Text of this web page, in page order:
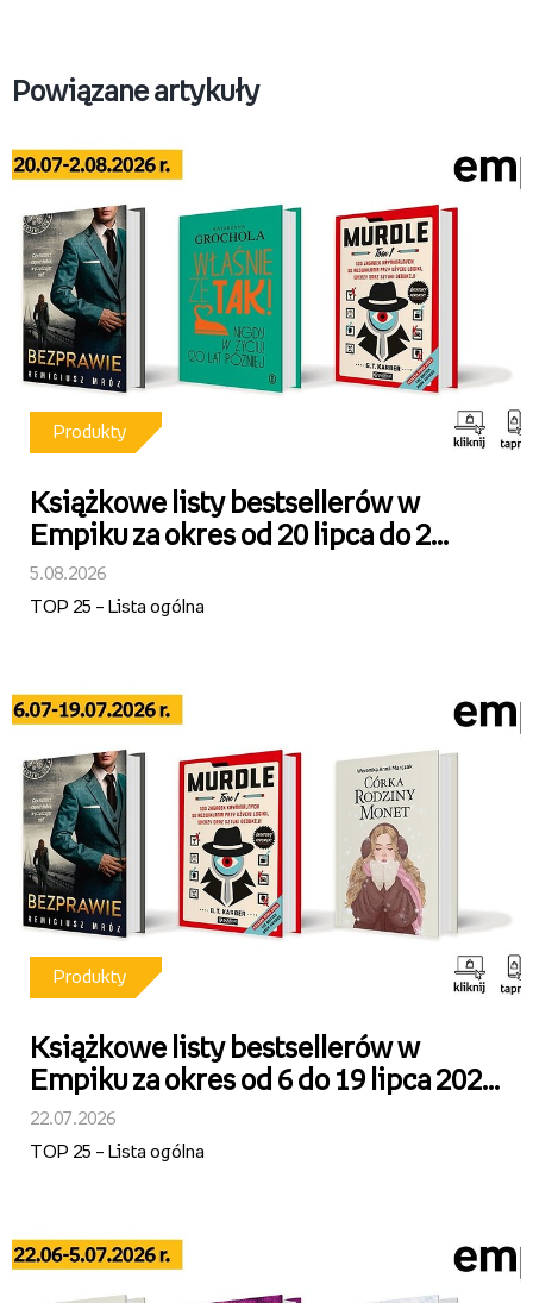
Powiązane artykuły
Produkty
Książkowe listy bestsellerów w
Empiku za okres od 20 lipca do 2
sierpnia 2026 r.
5.08.2026
TOP 25 – Lista ogólna
Produkty
Książkowe listy bestsellerów w
Empiku za okres od 6 do 19 lipca 2026
r.
22.07.2026
TOP 25 – Lista ogólna